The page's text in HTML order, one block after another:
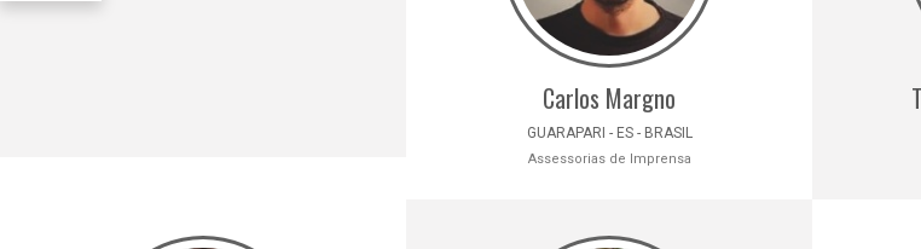
Carlos Margno
GUARAPARI - ES - BRASIL
Assessorias de Imprensa